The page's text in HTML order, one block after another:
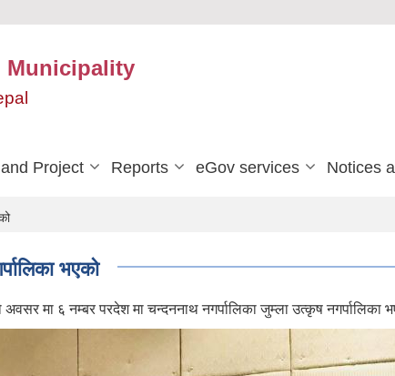
Municipality
Project Reports eGov services Notices
भएको
मा ६ नम्बर परदेश मा चन्दननाथ नगर्पालिका जुम्ला उत्कृष